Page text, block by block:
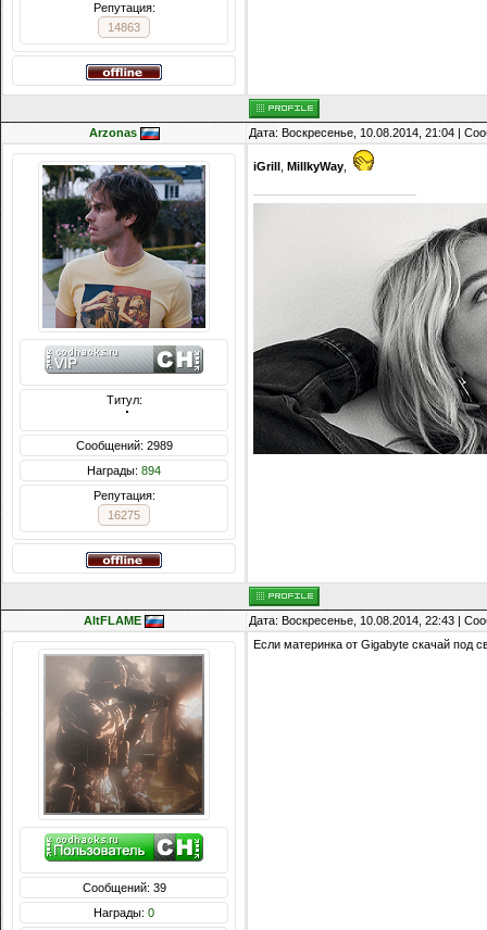
Репутация:
14863
Arzonas Дата: Воскресенье, 10.08.2014, 21:04 |
Титул:
  ̍̍̍̍̍̍̍̍̍̍̍̍̍̍̍̍̍̍̍̍̍̍̍̍̍̍̍̍̍̍̍̍̍̍̍̍̍̍̍̍̍̍̍̍̍̍
Сообщений: 2989
Награды: 894
Репутация:
16275
iGrill MillkyWay
AltFLAME Дата: Воскресенье, 10.08.2014, 22:43 |
Сообщений: 39
Награды: 0
Если материнка от Gigabyte скачай под